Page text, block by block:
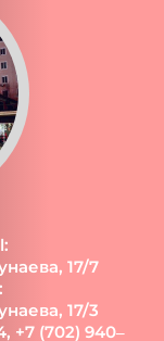
17/7
17/3
, +7 (702) 940‒